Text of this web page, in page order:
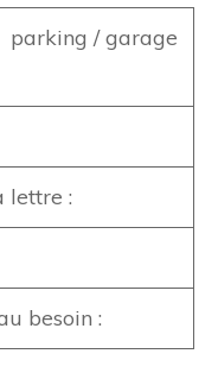
parking / garage
lettre :
au besoin :